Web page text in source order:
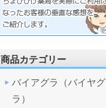
商品カテゴリー
バイアグラ（バイヤグ
ラ）